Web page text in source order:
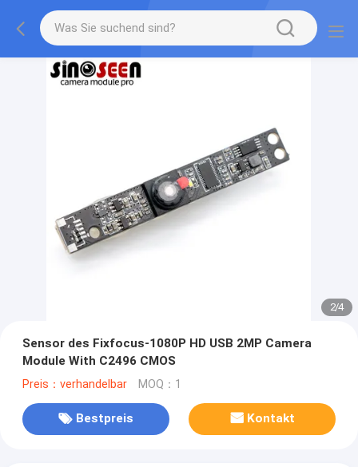
2/4
Sensor des Fixfocus-1080P HD USB 2MP Camera
Module With C2496 CMOS
Preis：verhandelbar MOQ：1
Bestpreis Kontakt